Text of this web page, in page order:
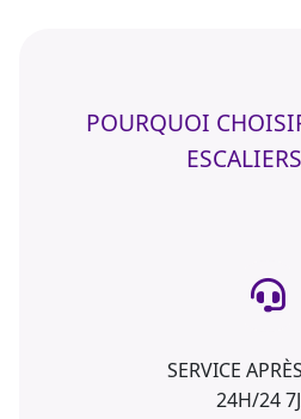
POURQUOI
SERVICE
24H/24